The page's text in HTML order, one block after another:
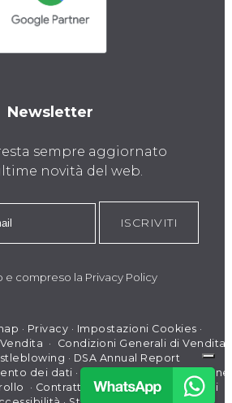
Newsletter
sempre aggiornato
novità del web.
ISCRIVITI
e compreso la Privacy Policy
· Privacy · Impostazioni Cookies ·
· Condizioni Generali di Vendita
· DSA Annual Report
dei dati ·Modello di organizzazione
· Contratto per il Trattamento dati